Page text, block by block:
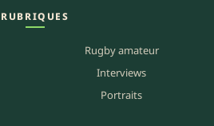
RUBRIQUES
Rugby amateur
Interviews
Portraits